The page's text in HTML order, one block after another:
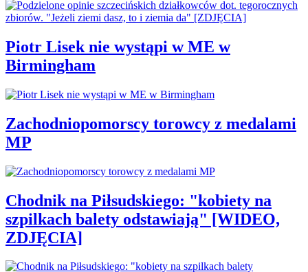
Piotr Lisek nie wystąpi w ME w
Birmingham
Zachodniopomorscy torowcy z medalami
MP
Chodnik na Piłsudskiego: "kobiety na
szpilkach balety odstawiają" [WIDEO,
ZDJĘCIA]